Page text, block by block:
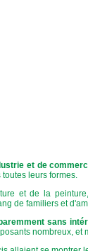
et de
leurs formes.
et de la
de familiers et
sans
nombreux,